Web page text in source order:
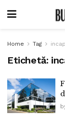
Home Tag
Etichetă: